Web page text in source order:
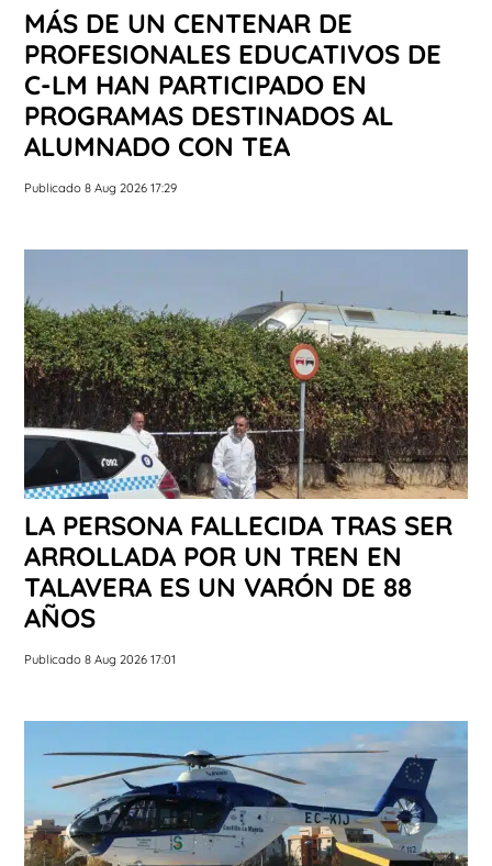
MÁS DE UN CENTENAR DE
PROFESIONALES EDUCATIVOS DE
C-LM HAN PARTICIPADO EN
PROGRAMAS DESTINADOS AL
ALUMNADO CON TEA
Publicado 8 Aug 2026 17:29
LA PERSONA FALLECIDA TRAS SER
ARROLLADA POR UN TREN EN
TALAVERA ES UN VARÓN DE 88
AÑOS
Publicado 8 Aug 2026 17:01